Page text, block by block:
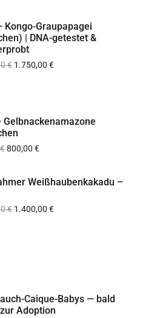
Kongo-Graupapagei
| DNA-getestet &
€ 1.750,00 €
€800,00 €
Weißhaubenkakadu –
€ 1.400,00 €
Caique-Babys — bald
Adoption